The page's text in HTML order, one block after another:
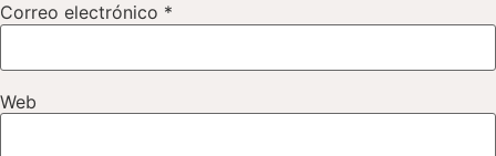
Correo electrónico *
Web